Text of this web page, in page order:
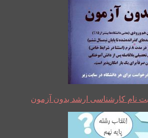
نام کارشناسی ارشد بدون آزمون